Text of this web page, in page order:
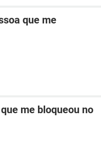
que me
me bloqueou no